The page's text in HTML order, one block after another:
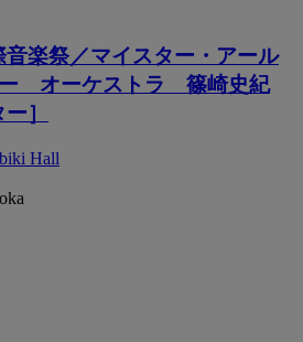
音楽祭／マイスター・アール
ー オーケストラ 篠崎史紀
］
Hall